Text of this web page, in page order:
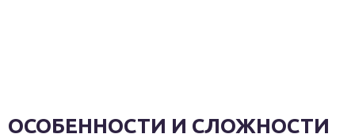
ОСОБЕННОСТИ И СЛОЖНОСТИ